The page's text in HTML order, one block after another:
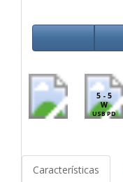
5 - 5
W
USB PD
Características